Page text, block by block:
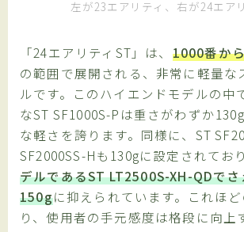
左が23エアリティ、右が24エア
「24エアリティST」は、 1000番か
の範囲で展開される、非常に軽量な
ルです。このハイエンドモデルの中
なST SF1000S-Pは重さがわずか
な軽さを誇ります。同様に、ST
SF2000SS-Hも130gに設定されており
デルであるST LT2500S-XH-QDで
150gに抑えられています。これほ
り、使用者の手元感度は格段に向上